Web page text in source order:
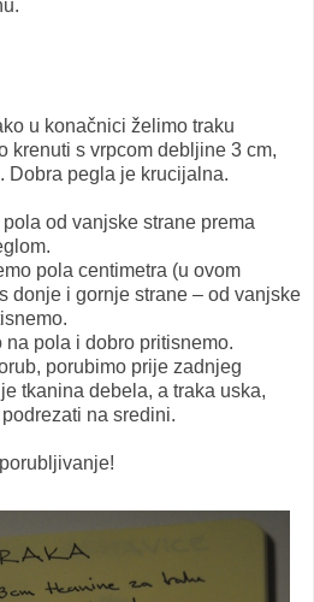
u konačnici želimo traku
krenuti s vrpcom debljine 3 cm,
Dobra pegla je krucijalna.
od vanjske strane prema
pola centimetra (u ovom
donje i gornje strane – od vanjske
pola i dobro pritisnemo.
porubimo prije zadnjeg
tkanina debela, a traka uska,
na sredini.